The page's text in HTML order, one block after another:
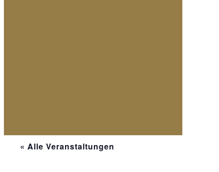
« Alle Veranstaltungen